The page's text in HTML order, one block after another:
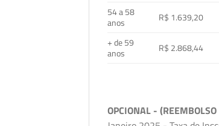
54 a 58
anos
R$ 1.639,20
+ de 59
anos
R$ 2.868,44
OPCIONAL -